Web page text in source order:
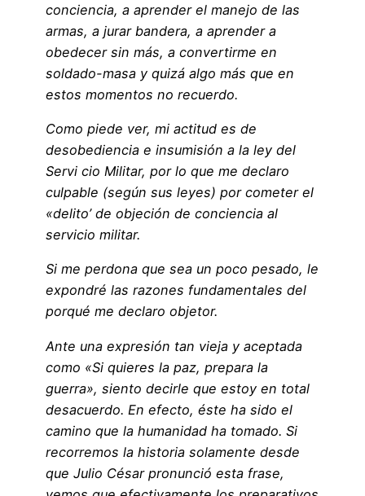
conciencia, a aprender el manejo de las
armas, a jurar bandera, a aprender a
obedecer sin más, a convertirme en
soldado-masa y quizá algo más que en
estos momentos no recuerdo.
Como piede ver, mi actitud es de
desobediencia e insumisión a la ley del
Servi cio Militar, por lo que me declaro
culpable (según sus leyes) por cometer el
«delito’ de objeción de conciencia al
servicio militar.
Si me perdona que sea un poco pesado, le
expondré las razones fundamentales del
porqué me declaro objetor.
Ante una expresión tan vieja y aceptada
como «Si quieres la paz, prepara la
guerra», siento decirle que estoy en total
desacuerdo. En efecto, éste ha sido el
camino que la humanidad ha tomado. Si
recorremos la historia solamente desde
que Julio César pronunció esta frase,